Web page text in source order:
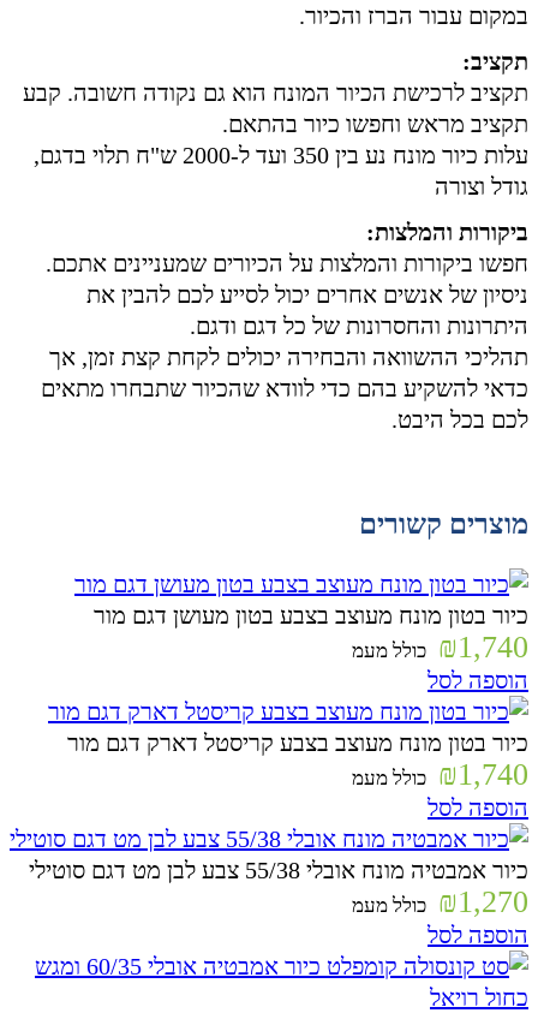
במקום עבור הברז והכיור.
תקציב:
תקציב לרכישת הכיור המונח הוא גם נקודה חשובה. קבע
תקציב מראש וחפשו כיור בהתאם.
עלות כיור מונח נע בין 350 ועד ל-2000 ש"ח תלוי בדגם,
גודל וצורה
ביקורות והמלצות:
חפשו ביקורות והמלצות על הכיורים שמעניינים אתכם.
ניסיון של אנשים אחרים יכול לסייע לכם להבין את
היתרונות והחסרונות של כל דגם ודגם.
תהליכי ההשוואה והבחירה יכולים לקחת קצת זמן, אך
כדאי להשקיע בהם כדי לוודא שהכיור שתבחרו מתאים
לכם בכל היבט.
מוצרים קשורים
כיור בטון מונח מעוצב בצבע בטון מעושן דגם מור
₪1,740 כולל מעמ
הוספה לסל
כיור בטון מונח מעוצב בצבע קריסטל דארק דגם מור
₪1,740 כולל מעמ
הוספה לסל
כיור אמבטיה מונח אובלי 55/38 צבע לבן מט דגם סוטילי
₪1,270 כולל מעמ
הוספה לסל